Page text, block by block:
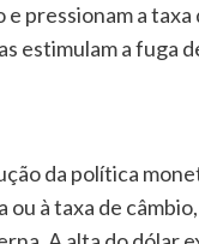
pressionam a
estimulam a fuga
da política
à taxa de